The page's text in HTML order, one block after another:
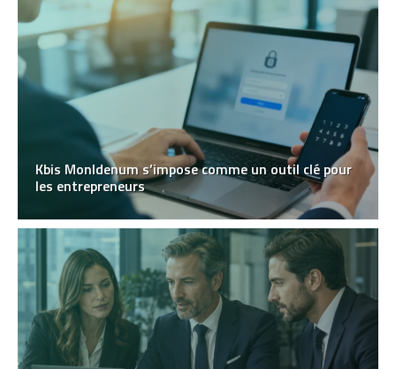
Kbis MonIdenum s’impose comme un outil clé pour
les entrepreneurs